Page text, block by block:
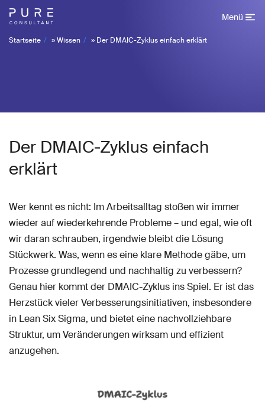
Menü
Startseite »Wissen » Der DMAIC-Zyklus einfach erklärt
Der DMAIC-Zyklus einfach
erklärt
Wer kennt es nicht: Im Arbeitsalltag stoßen wir immer
wieder auf wiederkehrende Probleme – und egal, wie oft
wir daran schrauben, irgendwie bleibt die Lösung
Stückwerk. Was, wenn es eine klare Methode gäbe, um
Prozesse grundlegend und nachhaltig zu verbessern?
Genau hier kommt der DMAIC-Zyklus ins Spiel. Er ist das
Herzstück vieler Verbesserungsinitiativen, insbesondere
in Lean Six Sigma, und bietet eine nachvollziehbare
Struktur, um Veränderungen wirksam und effizient
anzugehen.